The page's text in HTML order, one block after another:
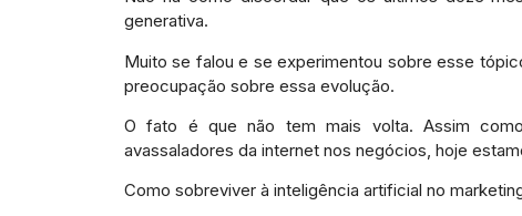
generativa.
Muito se falou e se experimentou sobre esse
preocupação sobre essa evolução.
O fato é que não tem mais volta. Assim
avassaladores da internet nos negócios, hoje
Como sobreviver à inteligência artificial no